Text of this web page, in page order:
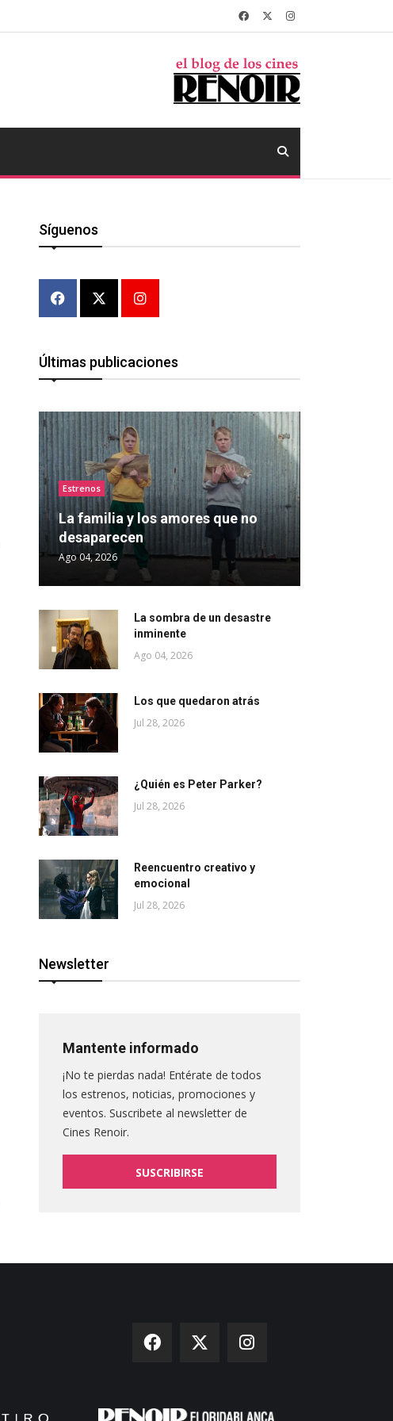
Síguenos
Últimas publicaciones
Estrenos
La familia y los amores que no
desaparecen
Ago 04, 2026
La sombra de un desastre
inminente
Ago 04, 2026
Los que quedaron atrás
Jul 28, 2026
¿Quién es Peter Parker?
Jul 28, 2026
Reencuentro creativo y
emocional
Jul 28, 2026
Newsletter
Mantente informado
¡No te pierdas nada! Entérate de todos
los estrenos, noticias, promociones y
eventos. Suscribete al newsletter de
Cines Renoir.
SUSCRIBIRSE